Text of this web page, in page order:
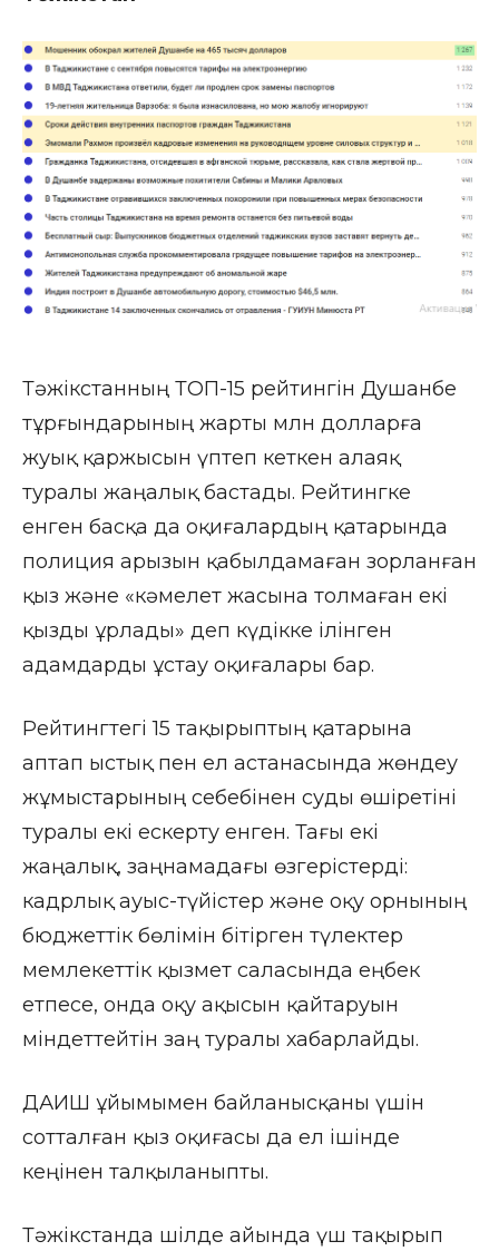
Тәжікстанның ТОП-15 рейтингін Душанбе
тұрғындарының жарты млн долларға
жуық қаржысын үптеп кеткен алаяқ
туралы жаңалық бастады. Рейтингке
енген басқа да оқиғалардың қатарында
полиция арызын қабылдамаған зорланған
қыз және «кәмелет жасына толмаған екі
қызды ұрлады» деп күдікке ілінген
адамдарды ұстау оқиғалары бар.
Рейтингтегі 15 тақырыптың қатарына
аптап ыстық пен ел астанасында жөндеу
жұмыстарының себебінен суды өшіретіні
туралы екі ескерту енген. Тағы екі
жаңалық, заңнамадағы өзгерістерді:
кадрлық ауыс-түйістер және оқу орнының
бюджеттік бөлімін бітірген түлектер
мемлекеттік қызмет саласында еңбек
етпесе, онда оқу ақысын қайтаруын
міндеттейтін заң туралы хабарлайды.
ДАИШ ұйымымен байланысқаны үшін
сотталған қыз оқиғасы да ел ішінде
кеңінен талқыланыпты.
Тәжікстанда шілде айында үш тақырып